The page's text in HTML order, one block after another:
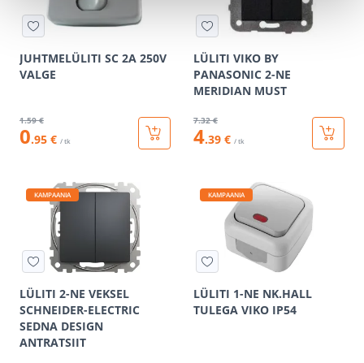
JUHTMELÜLITI SC 2A 250V
VALGE
1.59 €
0.95 € / tk
LÜLITI VIKO BY
PANASONIC 2-NE
MERIDIAN MUST
7.32 €
4.39 € / tk
KAMPAANIA
LÜLITI 2-NE VEKSEL
SCHNEIDER-ELECTRIC
SEDNA DESIGN
ANTRATSIIT
KAMPAANIA
LÜLITI 1-NE NK.HALL
TULEGA VIKO IP54